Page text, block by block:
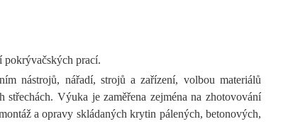
pokrývačských prací.
nástrojů, nářadí, strojů a zařízení, volbou materiálů
Výuka je zaměřena zejména na zhotovování
a opravy skládaných krytin pálených, betonových,